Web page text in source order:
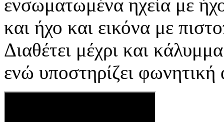
ενσωματωμένα ηχεία με
και ήχο και εικόνα με
Διαθέτει μέχρι και
ενώ υποστηρίζει